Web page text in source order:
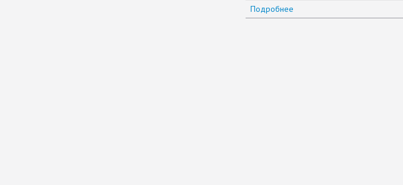
Подробнее